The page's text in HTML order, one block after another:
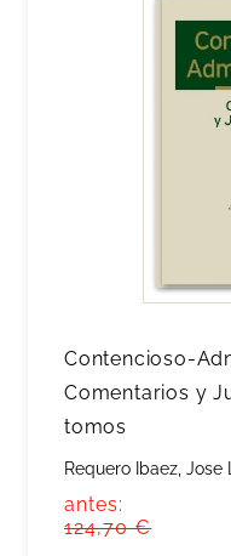
Contencioso-
Comentarios y
tomos
Requero Ibaez, Jose
antes:
124,70 €